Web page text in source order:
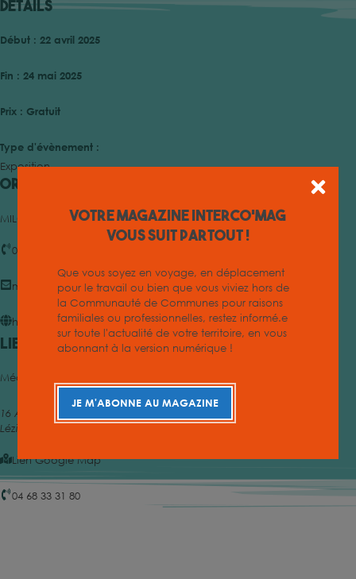
Détails
Début : 22 avril 2025
Fin : 24 mai 2025
Prix : Gratuit
Type d'évènement :
Exposition
Organisateur
MILCOM
04 68 33 31 80
milcom@ccrlcm.fr
https://milcom.ccrlcm.fr
Lieu
Médiathèque Intercommunale MILCOM Lézignan-Corbières
16 Av. Maréchal Joffre
Lézignan-Corbières
Lien Google Map
04 68 33 31 80
Votre magazine INTERCO'MAG
vous suit partout !
Que vous soyez en voyage, en déplacement
pour le travail ou bien que vous viviez hors de
la Communauté de Communes pour raisons
familiales ou professionnelles, restez informé.e
sur toute l'actualité de votre territoire, en vous
abonnant à la version numérique !
JE M'ABONNE AU MAGAZINE